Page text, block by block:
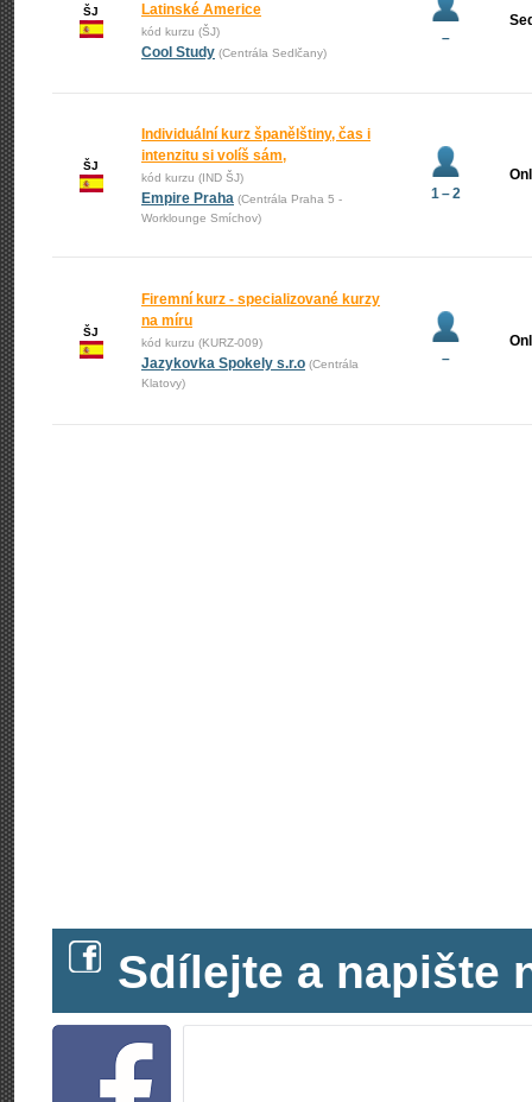
ŠJ
Latinské Americe
kód kurzu (ŠJ)
Cool Study (Centrála Sedlčany)
–
ŠJ
Individuální kurz španělštiny, čas i
intenzitu si volíš sám,
kód kurzu (IND ŠJ)
Empire Praha (Centrála Praha 5 -
Worklounge Smíchov)
1 – 2
ŠJ
Firemní kurz - specializované kurzy
na míru
kód kurzu (KURZ-009)
Jazykovka Spokely s.r.o (Centrála
Klatovy)
–
Sdílejte a napište